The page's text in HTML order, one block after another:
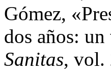
Gómez,
dos años:
Sanitas, vol.